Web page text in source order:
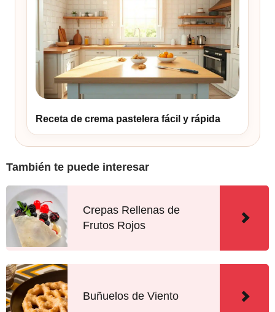
Receta de crema pastelera fácil y rápida
También te puede interesar
Crepas Rellenas de
Frutos Rojos
Buñuelos de Viento